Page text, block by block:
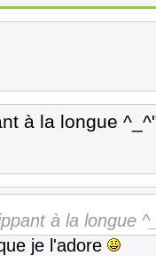
à la longue
à la longue
je l'adore